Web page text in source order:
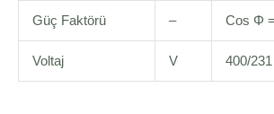
Güç Faktörü – Cos Φ
Voltaj V 400/231